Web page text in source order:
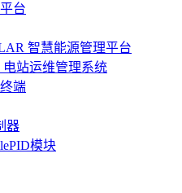
台
智慧能源管理平台
电站运维管理系统
端
器
模块